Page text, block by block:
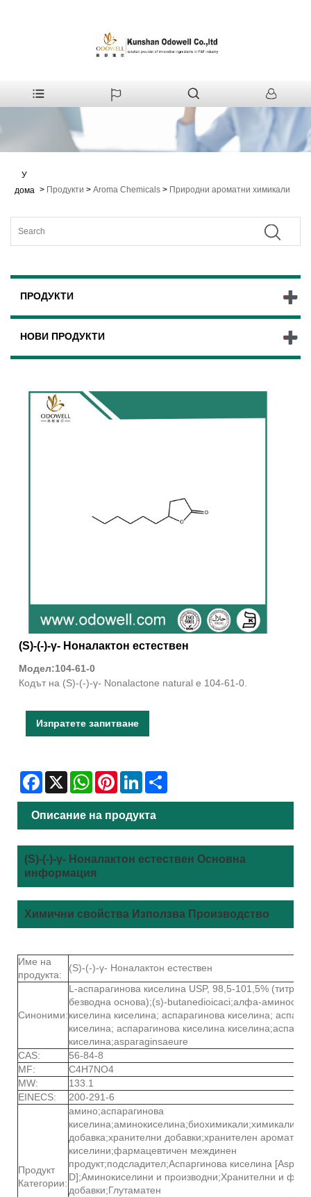
У
дома > Продукти > Aroma Chemicals > Природни ароматни химикали
ПРОДУКТИ
НОВИ ПРОДУКТИ
(S)-(-)-γ- Ноналактон естествен
Модел:104-61-0
Кодът на (S)-(-)-γ- Nonalactone natural е 104-61-0.
Изпратете запитване
Facebook
X WhatsAppPinterestLinkedIn
Описание на продукта
(S)-(-)-γ- Ноналактон естествен Основна
информация
Химични свойства Използва Производство
Име на
продукта:
(S)-(-)-γ- Ноналактон естествен
Синоними:
L-аспарагинова киселина USP, 98,5-101,5%
безводна основа);(s)-butanedioicaci;алфа-
киселина киселина; аспарагинова киселина;
киселина; аспарагинова киселина
киселина;asparaginsaeure
CAS:
56-84-8
MF:
C4H7NO4
MW:
133.1
EINECS:
200-291-6
Продукт
Категории:
амино;аспарагинова
добавка;хранителни добавки;хранителен
киселини;фармацевтичен междинен
продукт;подсладител;Аспаргинова киселина [Asp,
D];Аминокиселини и производни;Хранителни и
добавки;Глутаматен